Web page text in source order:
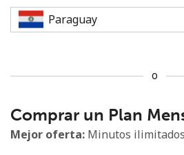
No
Mínimo 8 caracteres
Una letra mayúscula y una
Un número
o
Comprar un Plan
Mejor oferta: Minutos